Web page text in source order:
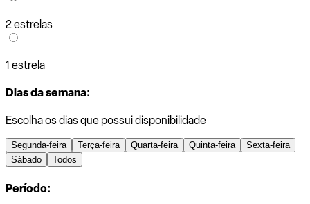
2 estrelas
1 estrela
Dias da semana:
Escolha os dias que possui disponibilidade
Segunda-feira Terça-feira Quarta-feira Quinta-feira
Sexta-feira
Sábado
Todos
Período: